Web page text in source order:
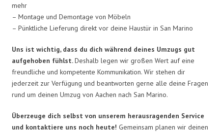
mehr
– Montage und Demontage von Möbeln
– Pünktliche Lieferung direkt vor deine Haustür in San Marino
Uns ist wichtig, dass du dich während deines Umzugs gut
aufgehoben fühlst.Deshalb legen wir großen Wert auf eine
freundliche und kompetente Kommunikation. Wir stehen dir
jederzeit zur Verfügung und beantworten gerne alle deine Fragen
rund um deinen Umzug von Aachen nach San Marino.
Überzeuge dich selbst von unserem herausragenden Service
und kontaktiere uns noch heute! Gemeinsam planen wir deinen